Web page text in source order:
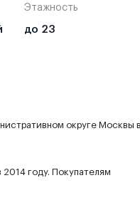
Этажность
до 23
округе Москвы в
году. Покупателям